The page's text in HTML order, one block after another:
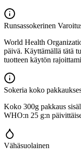
Runsassokerinen
World Health
päivä. Käyttämällä tätä
tuotteen käytön
Sokeria koko
Koko 300g pakkaus
WHO:n 25 g:n
Vähäsuolainen